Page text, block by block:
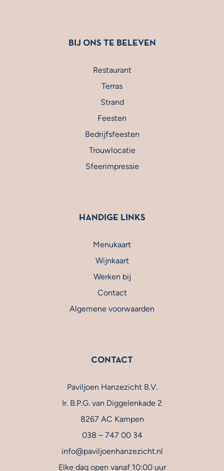
BIJ ONS TE BELEVEN
Restaurant
Terras
Strand
Feesten
Bedrijfsfeesten
Trouwlocatie
Sfeerimpressie
HANDIGE LINKS
Menukaart
Wijnkaart
Werken bij
Contact
Algemene voorwaarden
CONTACT
Paviljoen Hanzezicht B.V.
Ir. B.P.G. van Diggelenkade 2
8267 AC Kampen
038 – 747 00 34
info@paviljoenhanzezicht.nl
Elke dag open vanaf 10:00 uur